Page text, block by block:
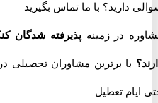
دارید؟ با ما تماس بگیرید
در زمینه
تعطیل